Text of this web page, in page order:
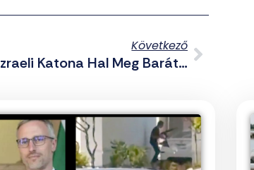
Következő
Nagyon Sok Izraeli Katona Hal Meg Baráti Tűzben